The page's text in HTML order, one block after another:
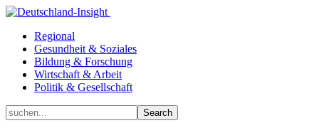
Regional
Gesundheit & Soziales
Bildung & Forschung
Wirtschaft & Arbeit
Politik & Gesellschaft